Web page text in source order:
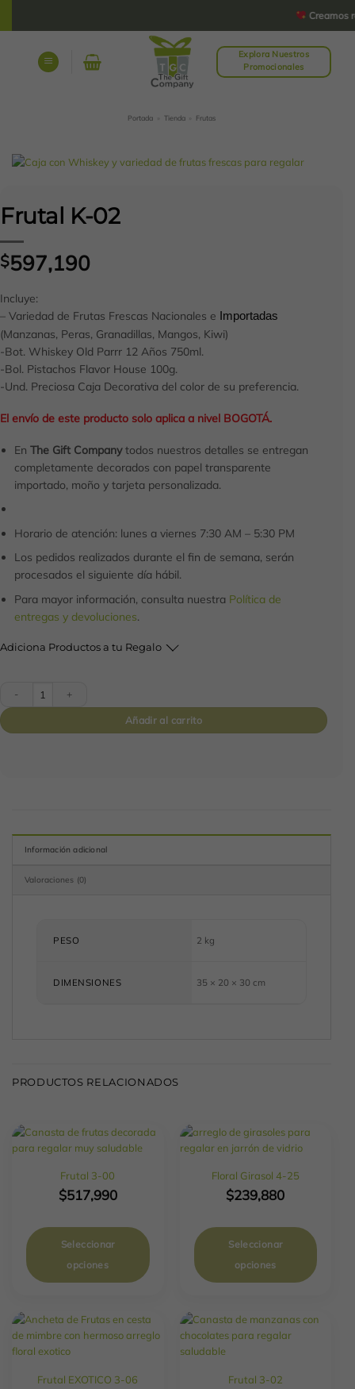
Creamos
Explora Nuestros
Promocionales
Portada Tienda Frutas
Frutal K-02
$597,190
Incluye:
– Variedad de Frutas Frescas Nacionales e Importadas
(Manzanas, Peras, Granadillas, Mangos, Kiwi)
-Bot. Whiskey Old Parrr 12 Años 750ml.
-Bol. Pistachos Flavor House 100g.
-Und. Preciosa Caja Decorativa del color de su preferencia.
El envío de este producto solo aplica a nivel BOGOTÁ.
En The Gift Companytodos nuestros detalles se entregan
completamente decorados con papel transparente
importado, moño y tarjeta personalizada.
Horario de atención: lunes a viernes 7:30 AM – 5:30 PM
Los pedidos realizados durante el fin de semana, serán
procesados el siguiente día hábil.
Para mayor información, consulta nuestra Política de
entregas y devoluciones.
Adiciona Productos a tu Regalo
Añadir al carrito
Información adicional
Valoraciones (0)
PESO 2 kg
DIMENSIONES 35 × 20 × 30 cm
PRODUCTOS RELACIONADOS
Frutal 3-00
$517,990
Seleccionar
opciones
Floral Girasol 4-25
$239,880
Seleccionar
opciones
Frutal EXOTICO 3-06 Frutal 3-02